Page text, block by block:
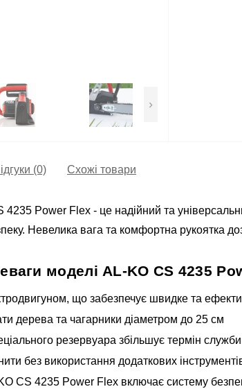
›
(0) Схожі товари
Power Flex - це надійний та
Невелика вага та комфортна рукоятка
моделі AL-KO CS 4235
що забезпечує швидке та
дерева та чагарники діаметром до 25 см
резервуара збільшує термін
без використання додаткових
CS 4235 Power Flex включає систему